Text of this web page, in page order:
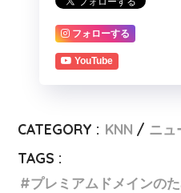
フォローする
YouTube
CATEGORY : KNN
ニュ
TAGS :
プレミアムドメインの